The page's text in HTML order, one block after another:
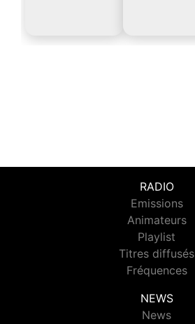
RADIO
Emissions
Animateurs
Playlist
Titres diffusés
Fréquences
NEWS
News